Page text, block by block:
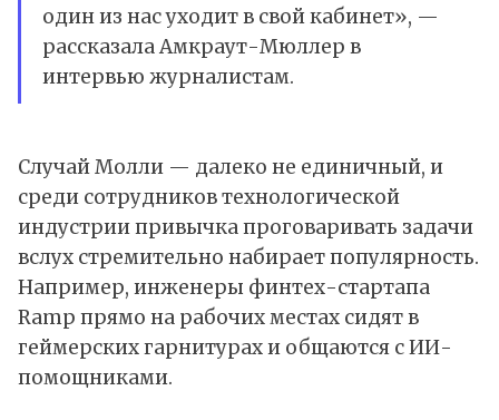
один из нас уходит в свой кабинет», —
рассказала Амкраут-Мюллер в
интервью журналистам.
Случай Молли — далеко не единичный, и
среди сотрудников технологической
индустрии привычка проговаривать задачи
вслух стремительно набирает популярность.
Например, инженеры финтех-стартапа
Ramp прямо на рабочих местах сидят в
геймерских гарнитурах и общаются с ИИ-
помощниками.